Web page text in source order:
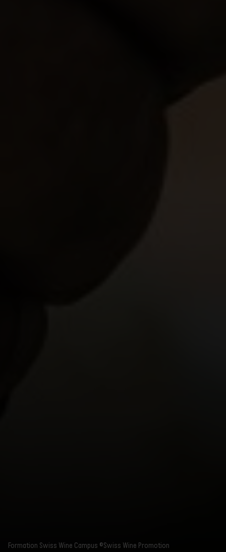
Formation Swiss Wine Campus ©Swiss Wine Promotion